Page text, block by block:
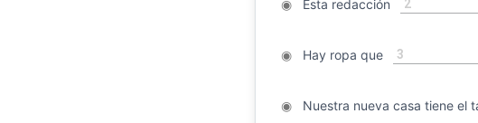
◉Esta redacción 2
◉Hay ropa que 3
◉Nuestra nueva casa tiene el